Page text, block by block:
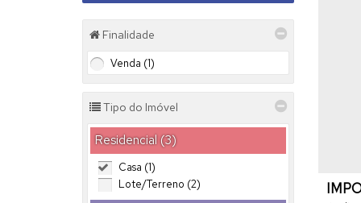
Finalidade
Venda (1)
Tipo do Imóvel
Residencial (3)
Casa (1)
Lote/Terreno (2)